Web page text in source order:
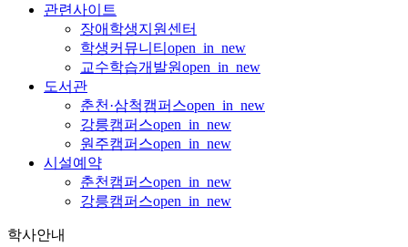
관련사이트
장애학생지원센터
학생커뮤니티 open_in_new
교수학습개발원open_in_new
도서관
춘천·삼척캠퍼스open_in_new
강릉캠퍼스open_in_new
원주캠퍼스open_in_new
시설예약
춘천캠퍼스open_in_new
강릉캠퍼스open_in_new
학사안내